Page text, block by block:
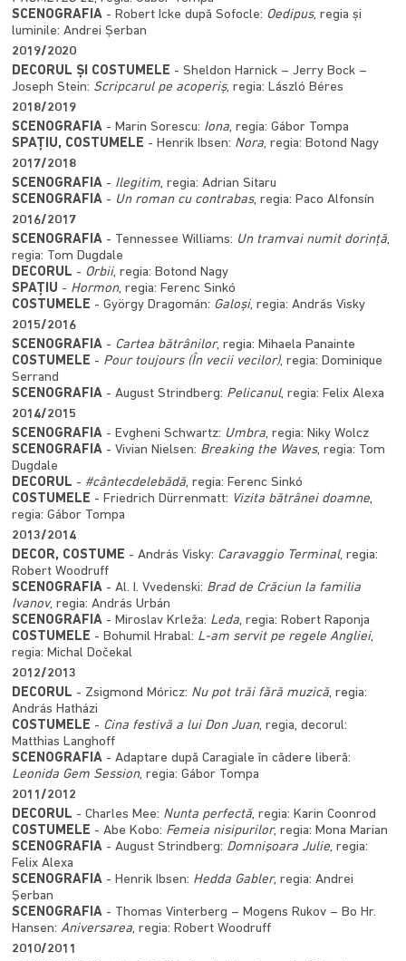
SCENOGRAFIA - Robert Icke după Sofocle: Oedipus, regia și
luminile: Andrei Șerban
2019/2020
DECORUL ȘI COSTUMELE - Sheldon Harnick – Jerry Bock –
Joseph Stein: Scripcarul pe acoperiș, regia: László Béres
2018/2019
SCENOGRAFIA - Marin Sorescu: Iona, regia: Gábor Tompa
SPAȚIU, COSTUMELE - Henrik Ibsen: Nora, regia: Botond Nagy
2017/2018
SCENOGRAFIA - Ilegitim, regia: Adrian Sitaru
SCENOGRAFIA - Un roman cu contrabas, regia: Paco Alfonsín
2016/2017
SCENOGRAFIA - Tennessee Williams: Un tramvai numit dorință,
regia: Tom Dugdale
DECORUL - Orbii, regia: Botond Nagy
SPAȚIU - Hormon, regia: Ferenc Sinkó
COSTUMELE - György Dragomán: Galoși, regia: András Visky
2015/2016
SCENOGRAFIA - Cartea bătrânilor, regia: Mihaela Panainte
COSTUMELE - Pour toujours (În vecii vecilor), regia: Dominique
Serrand
SCENOGRAFIA - August Strindberg: Pelicanul, regia: Felix Alexa
2014/2015
SCENOGRAFIA - Evgheni Schwartz: Umbra, regia: Niky Wolcz
SCENOGRAFIA - Vivian Nielsen: Breaking the Waves, regia: Tom
Dugdale
DECORUL - #cântecdelebădă, regia: Ferenc Sinkó
COSTUMELE - Friedrich Dürrenmatt: Vizita bătrânei doamne,
regia: Gábor Tompa
2013/2014
DECOR, COSTUME - András Visky: Caravaggio Terminal, regia:
Robert Woodruff
SCENOGRAFIA - Al. I. Vvedenski: Brad de Crăciun la familia
Ivanov, regia: András Urbán
SCENOGRAFIA - Miroslav Krleža: Leda, regia: Robert Raponja
COSTUMELE - Bohumil Hrabal: L-am servit pe regele Angliei,
regia: Michal Dočekal
2012/2013
DECORUL - Zsigmond Móricz: Nu pot trăi fără muzică, regia:
András Hatházi
COSTUMELE - Cina festivă a lui Don Juan, regia, decorul:
Matthias Langhoff
SCENOGRAFIA - Adaptare după Caragiale în cădere liberă:
Leonida Gem Session, regia: Gábor Tompa
2011/2012
DECORUL - Charles Mee: Nunta perfectă, regia: Karin Coonrod
COSTUMELE - Abe Kobo: Femeia nisipurilor, regia: Mona Marian
SCENOGRAFIA - August Strindberg: Domnişoara Julie, regia:
Felix Alexa
SCENOGRAFIA - Henrik Ibsen: Hedda Gabler, regia: Andrei
Şerban
SCENOGRAFIA - Thomas Vinterberg – Mogens Rukov – Bo Hr.
Hansen:Aniversarea, regia: Robert Woodruff
2010/2011